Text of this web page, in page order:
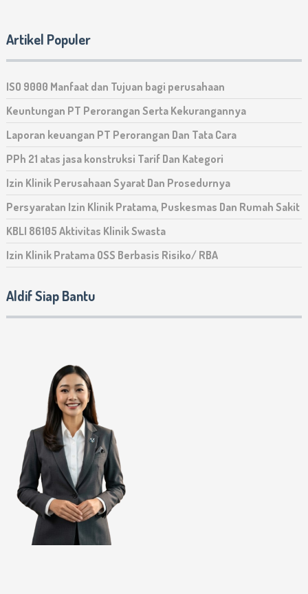
Artikel Populer
ISO 9000 Manfaat dan Tujuan bagi perusahaan
Keuntungan PT Perorangan Serta Kekurangannya
Laporan keuangan PT Perorangan Dan Tata Cara
PPh 21 atas jasa konstruksi Tarif Dan Kategori
Izin Klinik Perusahaan Syarat Dan Prosedurnya
Persyaratan Izin Klinik Pratama, Puskesmas Dan Rumah Sakit
KBLI 86105 Aktivitas Klinik Swasta
Izin Klinik Pratama OSS Berbasis Risiko/ RBA
Aldif Siap Bantu